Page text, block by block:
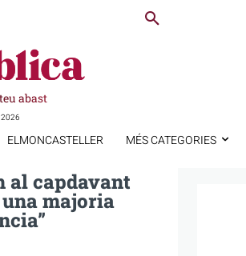
abast
2026
ELMONCASTELLER MÉS CATEGORIES
al capdavant
una majoria